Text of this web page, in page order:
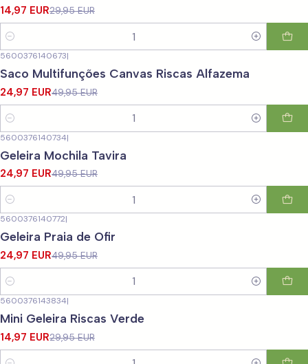
14,97 EUR29,95 EUR
Quantidade
DESCONTO
5600376140673|
Saco Multifunções Canvas Riscas Alfazema
24,97 EUR49,95 EUR
Quantidade
-50% DESCONTO
5600376140734|
Geleira Mochila Tavira
24,97 EUR49,95 EUR
Quantidade
DESCONTO
5600376140772|
Geleira Praia de Ofir
24,97 EUR49,95 EUR
Quantidade
DESCONTO
5600376143834|
Mini Geleira Riscas Verde
14,97 EUR29,95 EUR